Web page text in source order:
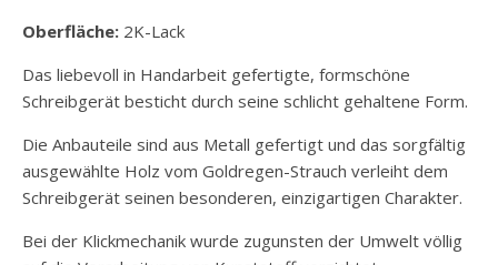
Oberfläche: 2K-Lack
Das liebevoll in Handarbeit gefertigte, formschöne
Schreibgerät besticht durch seine schlicht gehaltene Form.
Die Anbauteile sind aus Metall gefertigt und das sorgfältig
ausgewählte Holz vom Goldregen-Strauch verleiht dem
Schreibgerät seinen besonderen, einzigartigen Charakter.
Bei der Klickmechanik wurde zugunsten der Umwelt völlig